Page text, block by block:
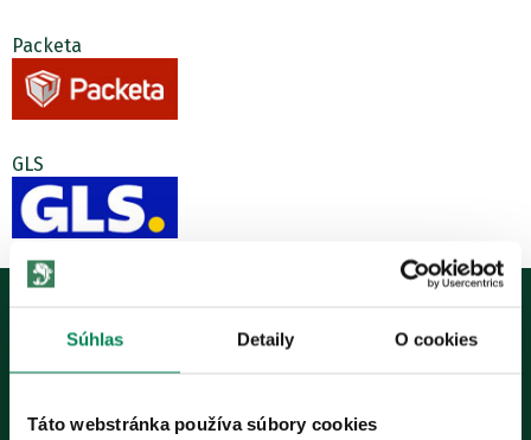
Súhlas Detaily O cookies
Táto webstránka používa súbory cookies
Packeta
GLS
info@rybarskepotrebyryba.sk